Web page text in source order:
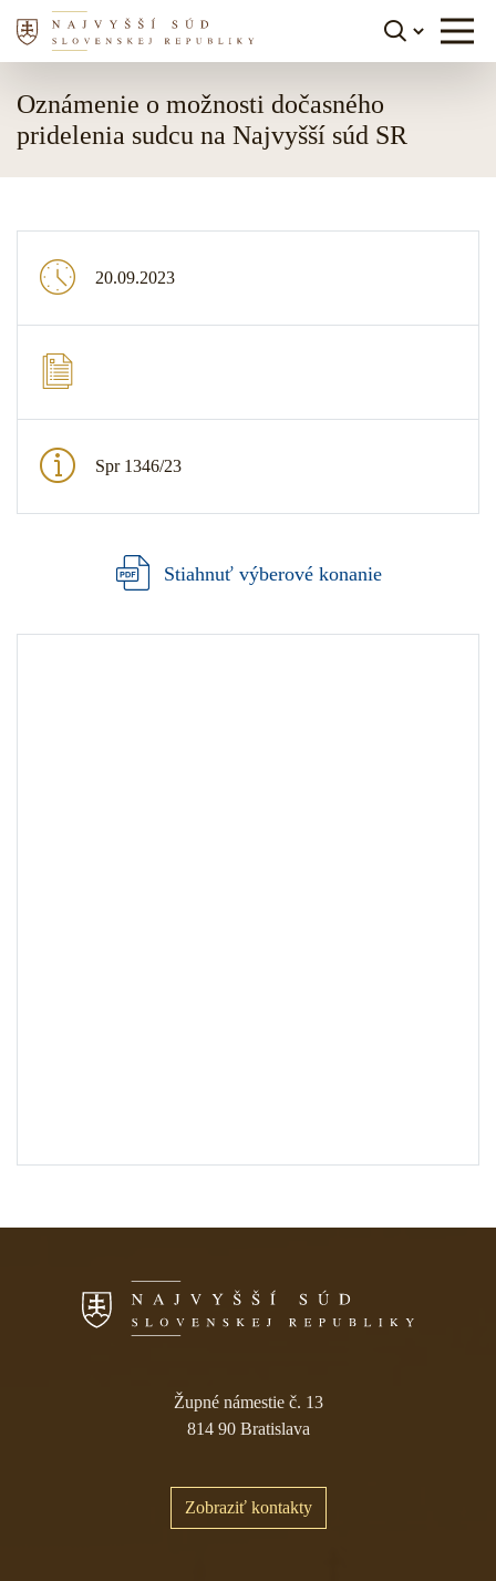
Oznámenie o možnosti dočasného
pridelenia sudcu na Najvyšší súd SR
20.09.2023
Spr 1346/23
Stiahnuť výberové konanie
Župné námestie č. 13
814 90 Bratislava
Zobraziť kontakty